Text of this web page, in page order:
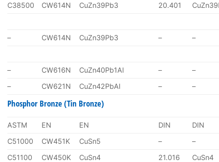
C38500
CW614N CuZn39Pb3 20.401
– CW614N CuZn39Pb3 – –
– CW616N CuZn40Pb1Al –
–
–
CW621N CuZn42PbAl – –
Phosphor Bronze (Tin Bronze)
ASTM EN EN DIN
DIN
C51000
CW451K CuSn5 –
–
C51100
CW450K CuSn4 21.016
CuSn4